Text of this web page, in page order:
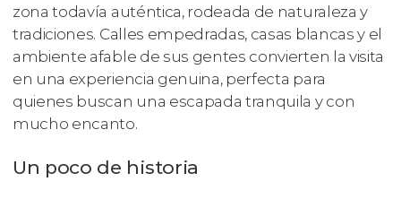
zona todavía auténtica, rodeada de naturaleza y
tradiciones. Calles empedradas, casas blancas y el
ambiente afable de sus gentes convierten la visita
en una experiencia genuina, perfecta para
quienes buscan una escapada tranquila y con
mucho encanto.
Un poco de historia